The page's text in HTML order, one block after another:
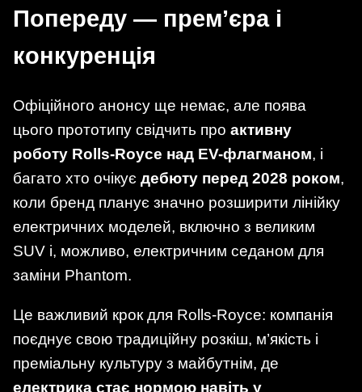
Попереду — прем’єра і
конкуренція
Офіційного анонсу ще немає, але поява
цього прототипу свідчить про активну
роботу Rolls-Royce над EV-флагманом, і
багато хто очікує дебюту перед 2028 роком,
коли бренд планує значно розширити лінійку
електричних моделей, включно з великим
SUV і, можливо, електричним седаном для
заміни Phantom.
Це важливий крок для Rolls-Royce: компанія
поєднує свою традиційну розкіш, м’якість і
преміальну культуру з майбутнім, де
електрика стає нормою навіть у